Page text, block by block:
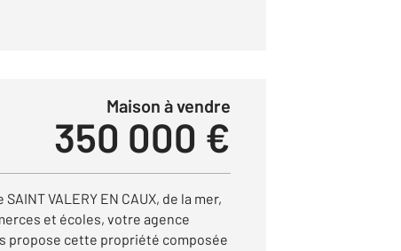
Maison à vendre
350 000 €
VALERY EN CAUX, de la mer,
et écoles, votre agence
propose cette propriété composée